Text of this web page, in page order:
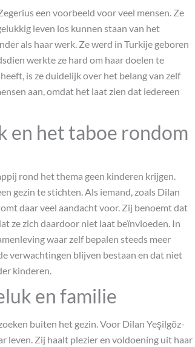
een voorbeeld voor veel mensen. Ze
leven los kunnen staan van het
als haar werk. Ze werd in Turkije geboren
werkte ze hard om haar doelen te
is ze duidelijk over het belang van zelf
aan, omdat het laat zien dat iedereen
en het taboe rondom
rond het thema geen kinderen krijgen.
gezin te stichten. Als iemand, zoals Dilan
daar veel aandacht voor. Zij benoemt dat
ze zich daardoor niet laat beïnvloeden. In
waar zelf bepalen steeds meer
verwachtingen blijven bestaan en dat niet
kinderen.
en familie
buiten het gezin. Voor Dilan Yeşilgöz-
leven. Zij haalt plezier en voldoening uit haar